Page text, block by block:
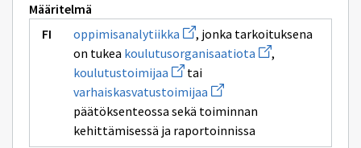
Määritelmä
oppimisanalytiikka Avaa
uuden
ikkunan
sivulle
oppimisanalytiikka
, jonka tarkoituksena
on tukea koulutusorganisaatiota Avaa
uuden
,
koulutustoimijaa Avaa
uuden
ikkunan
sivulle
koulutustoimijaa
tai
varhaiskasvatustoimijaa Avaa
uuden
ikkunan
sivulle
varhaiskasvatustoimijaa
päätöksenteossa sekä toiminnan
kehittämisessä ja raportoinnissa